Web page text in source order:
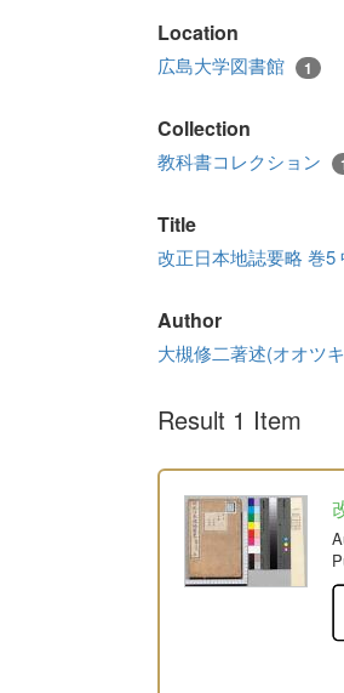
Location
広島大学図書館 1
Collection
教科書コレクション
Title
改正日本地誌要略 巻5
Author
大槻修二著述(オオツ
Result 1 Item